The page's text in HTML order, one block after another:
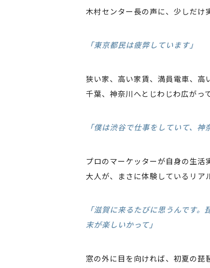
木村センター長の声に、少しだけ
「東京都民は疲弊しています」
狭い家、高い家賃、満員電車、
千葉、神奈川へとじわじわ広が
「僕は渋谷で仕事をしていて、
プロのマーケッターが自身の生
大人が、まさに体験しているリア
「滋賀に来るたびに思うんです
末が楽しいかって」
窓の外に目を向ければ、初夏の